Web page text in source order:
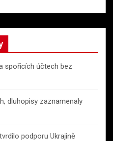
spořicích účtech bez
dluhopisy zaznamenaly
podporu Ukrajině